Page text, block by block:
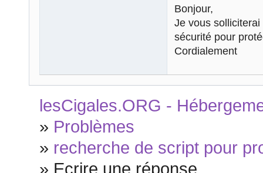
Bonjour,
Je vous
sécurité pour
Cordialement
lesCigales.ORG -
» Problèmes
» recherche de script pour
» Ecrire une réponse